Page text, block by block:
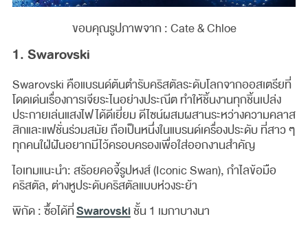
ขอบคุณรูปภาพจาก : Cate & Chloe
1. Swarovski
Swarovski คือแบรนด์ต้นตำรับคริสตัลระดับโลกจากออสเตรียที่
โดดเด่นเรื่องการเจียระไนอย่างประณีต ทำให้ชิ้นงานทุกชิ้นเปล่ง
ประกายเล่นแสงไฟได้ดีเยี่ยม ดีไซน์ผสมผสานระหว่างความคลาส
สิกและแฟชั่นร่วมสมัย ถือเป็นหนึ่งในแบรนด์เครื่องประดับ ที่สาว ๆ
ทุกคนใฝ่ฝันอยากมีไว้ครอบครองเพื่อใส่ออกงานสำคัญ
ไอเทมแนะนำ: สร้อยคอจี้รูปหงส์ (Iconic Swan), กำไลข้อมือ
คริสตัล, ต่างหูประดับคริสตัลแบบห่วงระย้า
พิกัด : ซื้อได้ที่Swarovskiชั้น 1 เมกาบางนา